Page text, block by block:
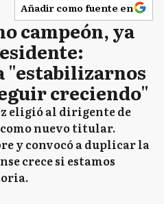
Añadir como fuente en
campeón, ya
"estabilizarnos
creciendo"
eligió al dirigente de
nuevo titular.
y convocó a duplicar la
crece si estamos